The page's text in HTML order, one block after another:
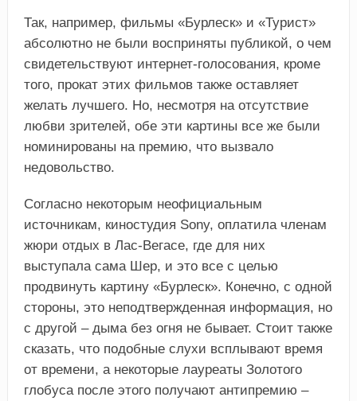
Так, например, фильмы «Бурлеск» и «Турист»
абсолютно не были восприняты публикой, о чем
свидетельствуют интернет-голосования, кроме
того, прокат этих фильмов также оставляет
желать лучшего. Но, несмотря на отсутствие
любви зрителей, обе эти картины все же были
номинированы на премию, что вызвало
недовольство.
Согласно некоторым неофициальным
источникам, киностудия Sony, оплатила членам
жюри отдых в Лас-Вегасе, где для них
выступала сама Шер, и это все с целью
продвинуть картину «Бурлеск». Конечно, с одной
стороны, это неподтвержденная информация, но
с другой – дыма без огня не бывает. Стоит также
сказать, что подобные слухи всплывают время
от времени, а некоторые лауреаты Золотого
глобуса после этого получают антипремию –